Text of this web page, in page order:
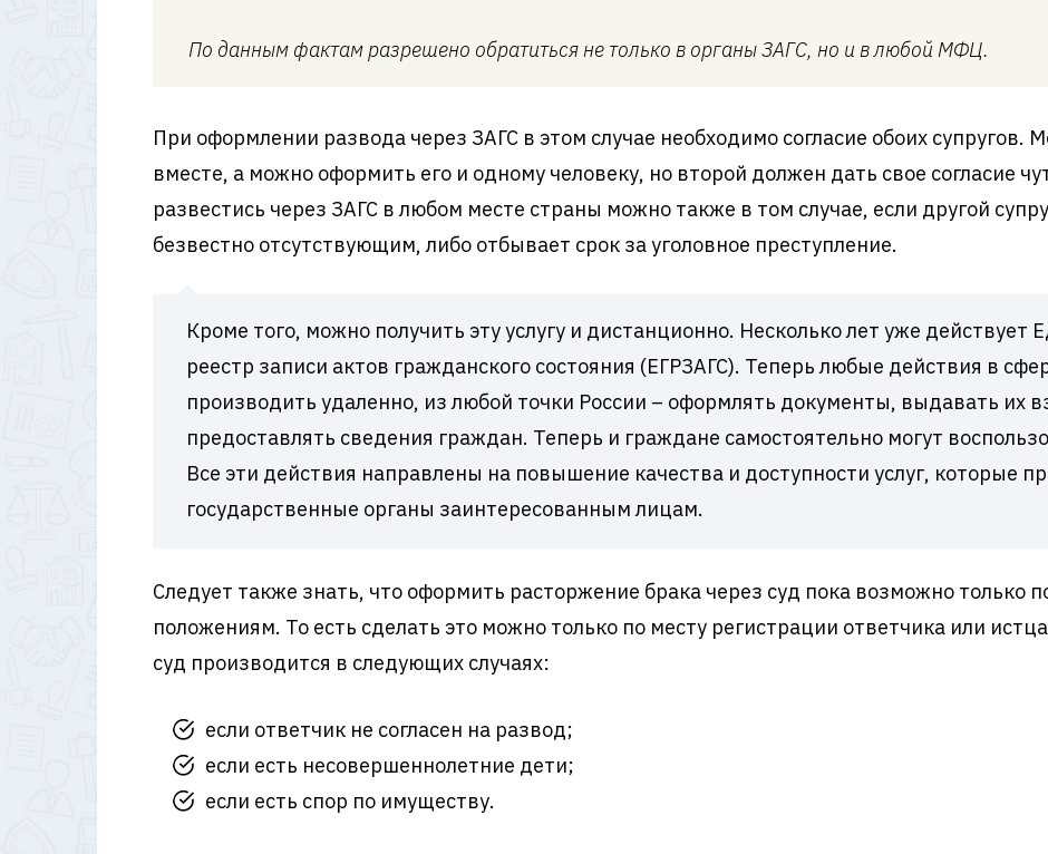
По данным фактам разрешено обратиться не только в органы ЗАГС, но и в любой МФЦ.
При оформлении развода через ЗАГС в этом случае необходимо согласие обоих супругов.
вместе, а можно оформить его и одному человеку, но второй должен дать свое согласие
развестись через ЗАГС в любом месте страны можно также в том случае, если другой
безвестно отсутствующим, либо отбывает срок за уголовное преступление.
Кроме того, можно получить эту услугу и дистанционно. Несколько лет уже действует
реестр записи актов гражданского состояния (ЕГРЗАГС). Теперь любые действия в
производить удаленно, из любой точки России – оформлять документы, выдавать их
предоставлять сведения граждан. Теперь и граждане самостоятельно могут
Все эти действия направлены на повышение качества и доступности услуг, которые
государственные органы заинтересованным лицам.
Следует также знать, что оформить расторжение брака через суд пока возможно только
положениям. То есть сделать это можно только по месту регистрации ответчика или
суд производится в следующих случаях:
если ответчик не согласен на развод;
если есть несовершеннолетние дети;
если есть спор по имуществу.